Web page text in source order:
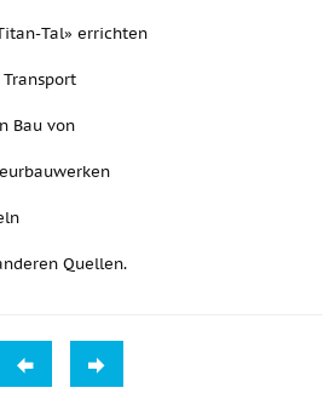
Tal» errichten
Bau von
Quellen.